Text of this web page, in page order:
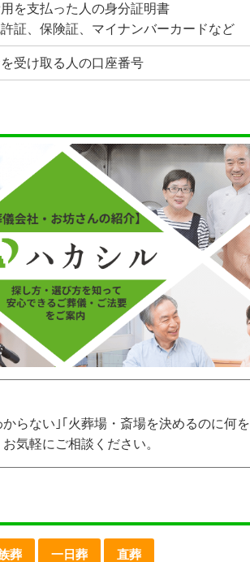
を支払った人の身分証明書
証、保険証、マイナンバーカードなど
受け取る人の口座番号
らない｣｢火葬場・斎場を決めるのに何を
気軽にご相談ください。
葬 一日葬 直葬